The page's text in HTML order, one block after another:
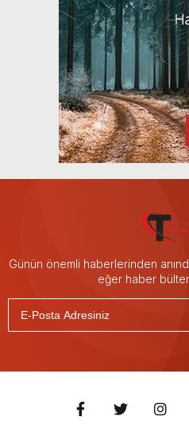
Günün önemli haberlerinden
eğer haber